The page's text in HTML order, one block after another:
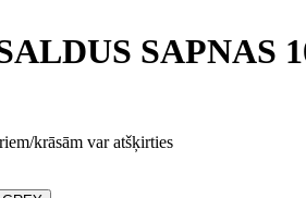
SAPNAS
krāsām var atšķirties